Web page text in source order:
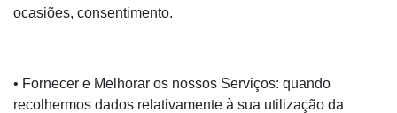
ocasiões, consentimento.
• Fornecer e Melhorar os nossos Serviços: quando
recolhermos dados relativamente à sua utilização da